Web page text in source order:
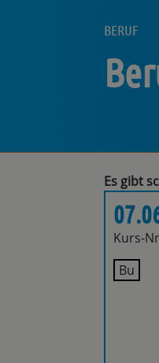
BERUF
Es gibt
Kurs-
Bu